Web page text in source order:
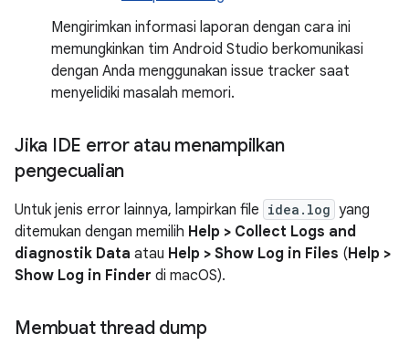
Mengirimkan informasi laporan dengan cara ini
memungkinkan tim Android Studio berkomunikasi
dengan Anda menggunakan issue tracker saat
menyelidiki masalah memori.
Jika IDE error atau menampilkan
pengecualian
Untuk jenis error lainnya, lampirkan file idea.log yang
ditemukan dengan memilih Help > Collect Logs and
diagnostik Data atau Help > Show Log in Files (Help >
Show Log in Finder di macOS).
Membuat thread dump